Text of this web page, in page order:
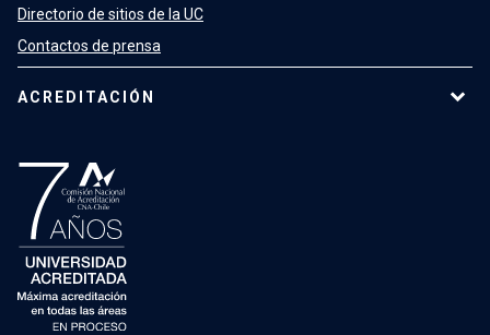
Directorio de sitios de la UC
Contactos de prensa
ACREDITACIÓN